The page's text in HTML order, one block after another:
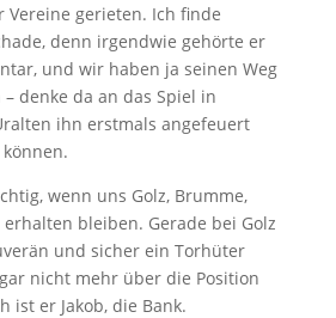
Vereine gerieten. Ich finde
denn irgendwie gehörte er
und wir haben ja seinen Weg
denke da an das Spiel in
ihn erstmals angefeuert
wenn uns Golz, Brumme,
bleiben. Gerade bei Golz
und sicher ein Torhüter
nicht mehr über die Position
ist er Jakob, die Bank.